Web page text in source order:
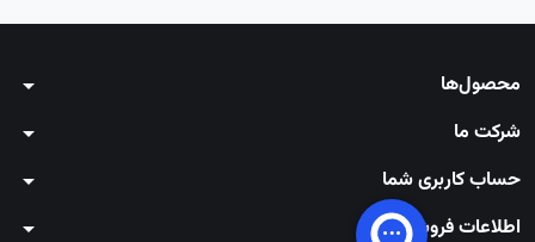
محصول‌ها arrow_drop_down
شرکت ما arrow_drop_down
حساب کاربری شما arrow_drop_down
اطلاعات فروشگاه arrow_drop_down